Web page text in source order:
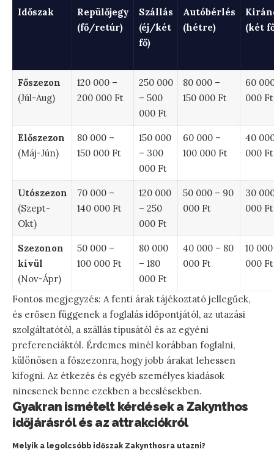
Időszak
Repülőjegy
(fő/retúr)
Szállás
(éj/két
fő)
Autóbérlés
(hétre)
(két
Főszezon
(Júl-Aug)
120 000 –
200 000 Ft
250 000
– 500
000 Ft
80 000 –
150 000 Ft
60
000 Ft
Előszezon
(Máj-Jún)
80 000 –
150 000 Ft
150 000
– 300
000 Ft
60 000 –
100 000 Ft
40
000 Ft
Utószezon
(Szept-
Okt)
70 000 –
140 000 Ft
120 000
– 250
000 Ft
50 000 – 90
000 Ft
30
000 Ft
Szezonon
kívül
(Nov-Ápr)
50 000 –
100 000 Ft
80 000
– 180
000 Ft
40 000 – 80
000 Ft
10
000 Ft
Fontos megjegyzés: A fenti árak tájékoztató jellegűek,
és erősen függenek a foglalás időpontjától, az utazási
szolgáltatótól, a szállás típusától és az egyéni
preferenciáktól. Érdemes minél korábban foglalni,
különösen a főszezonra, hogy jobb árakat lehessen
kifogni. Az étkezés és egyéb személyes kiadások
nincsenek benne ezekben a becslésekben.
Gyakran ismételt kérdések a Zakynthos
időjárásról és az attrakciókról
Melyik a legolcsóbb időszak Zakynthosra utazni?